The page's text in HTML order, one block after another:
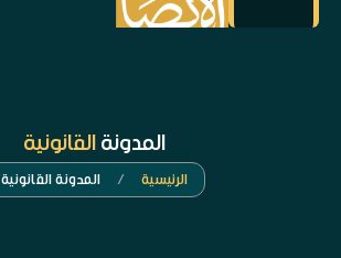
المدونةالقانونية
الرئيسية / المدونة القانونية